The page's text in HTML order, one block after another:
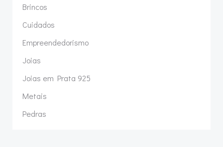
Brincos
Cuidados
Empreendedorismo
Joias
Joias em Prata 925
Metais
Pedras